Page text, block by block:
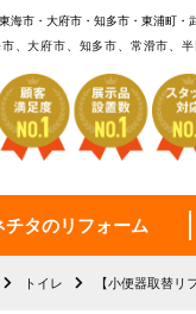
海市・大府市・知多市・東浦町・
、大府市、知多市、常滑市、
チタのリフォーム
トイレ 【小便器取替